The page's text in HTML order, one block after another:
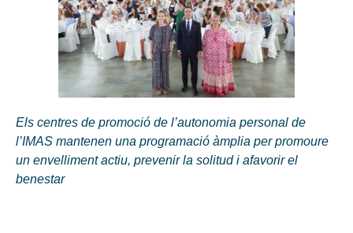
Els centres de promoció de l’autonomia personal de
l’IMAS mantenen una programació àmplia per promoure
un envelliment actiu, prevenir la solitud i afavorir el
benestar